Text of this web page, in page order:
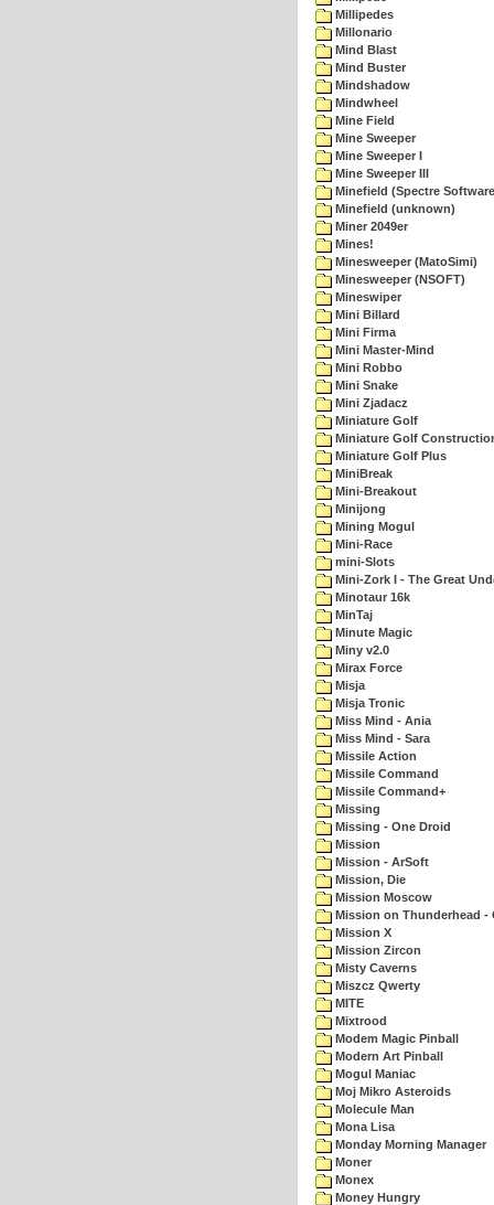
Millipedes
Millonario
Mind Blast
Mind Buster
Mindshadow
Mindwheel
Mine Field
Mine Sweeper
Mine Sweeper I
Mine Sweeper III
Minefield (Spectre
Minefield (unknown)
Miner 2049er
Mines!
Minesweeper (MatoSimi)
Minesweeper (NSOFT)
Mineswiper
Mini Billard
Mini Firma
Mini Master-Mind
Mini Robbo
Mini Snake
Mini Zjadacz
Miniature Golf
Miniature Golf
Miniature Golf Plus
MiniBreak
Mini-Breakout
Minijong
Mining Mogul
Mini-Race
mini-Slots
Mini-Zork I - The Great
Minotaur 16k
MinTaj
Minute Magic
Miny v2.0
Mirax Force
Misja
Misja Tronic
Miss Mind - Ania
Miss Mind - Sara
Missile Action
Missile Command
Missile Command+
Missing
Missing - One Droid
Mission
Mission - ArSoft
Mission, Die
Mission Moscow
Mission on Thunderhead -
Mission X
Mission Zircon
Misty Caverns
Miszcz Qwerty
MITE
Mixtrood
Modem Magic Pinball
Modern Art Pinball
Mogul Maniac
Moj Mikro Asteroids
Molecule Man
Mona Lisa
Monday Morning Manager
Moner
Monex
Money Hungry